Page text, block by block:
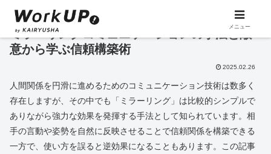
ミラーリングコミュニケーションの手法と敵
意から学ぶ信頼構築術
2025.02.26
人間関係を円滑に進めるためのコミュニケーション技術は数多く
存在しますが、その中でも「ミラーリング」は比較的シンプルで
ありながら強力な効果を発揮する手法として知られています。相
手の言動や姿勢を自然に反映させることで信頼関係を構築できる
一方で、使い方を誤ると逆効果になることもあります。この記事
メニュー